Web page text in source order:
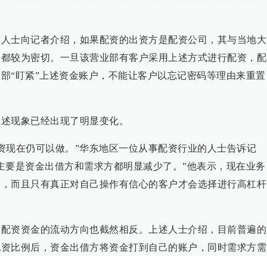
士向记者介绍，如果配资的出资方是配资公司，其与当地大
较为密切。一旦该营业部有客户采用上述方式进行配资，配
“盯紧”上述资金账户，不能让客户以忘记密码等理由来重置
现象已经出现了明显变化。
现在仍可以做。”华东地区一位从事配资行业的人士告诉记
要是资金出借方和需求方都明显减少了。”他表示，现在业务
而且只有真正对自己操作有信心的客户才会选择进行高杠杆
资资金的流动方向也截然相反。上述人士介绍，目前普遍的
比例后，资金出借方将资金打到自己的账户，同时需求方需